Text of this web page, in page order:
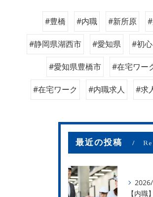
#豊橋 #内職 #新所原
#静岡県湖西市 #愛知県 #初
#愛知県豊橋市 #在宅ワー
#在宅ワーク #内職求人 #求
最近の投稿